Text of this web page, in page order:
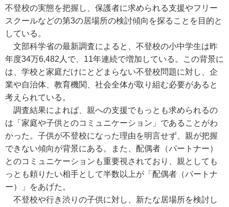
不登校の実態を把握し、保護者に求められる支援やフリー
スクールなどの第3の居場所の検討傾向を探ることを目的と
している。
文部科学省の最新調査によると、不登校の小中学生は昨
年度34万6,482人で、11年連続で増加している。この背景に
は、学校と家庭だけにとどまらない不登校問題に対し、企
業や自治体、教育機関、社会全体が取り組む必要があると
考えられている。
調査結果によれば、親への支援でもっとも求められるの
は「家庭や子供とのコミュニケーション」であることがわ
かった。子供が不登校になった理由を明言せず、親が把握
できない傾向が背景にある。また、配偶者（パートナー）
とのコミュニケーションも重要視されており、親としても
っとも頼りたい相手として半数以上が「配偶者（パートナ
ー）」をあげた。
不登校や行き渋りの子供に対し、新たな居場所を検討し